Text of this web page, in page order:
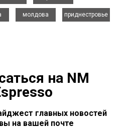
молдова
приднестровье
на NM
главных новостей
на вашей почте